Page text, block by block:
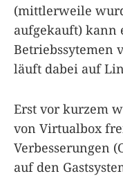
(mittlerweile
aufgekauft) kann
Betriebssytemen
läuft dabei auf
Erst vor kurzem
von Virtualbox
Verbesserungen
auf den